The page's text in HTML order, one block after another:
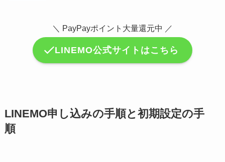
＼ PayPayポイント大量還元中 ／
LINEMO公式サイトはこちら
LINEMO申し込みの手順と初期設定の手
順